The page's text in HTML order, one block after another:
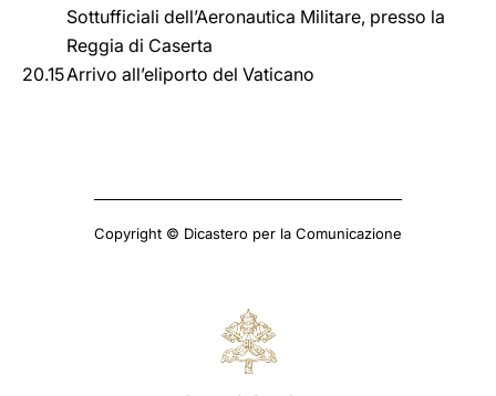
Sottufficiali dell’Aeronautica Militare, presso la
Reggia di Caserta
20.15Arrivo all’eliporto del Vaticano
Copyright © Dicastero per la Comunicazione